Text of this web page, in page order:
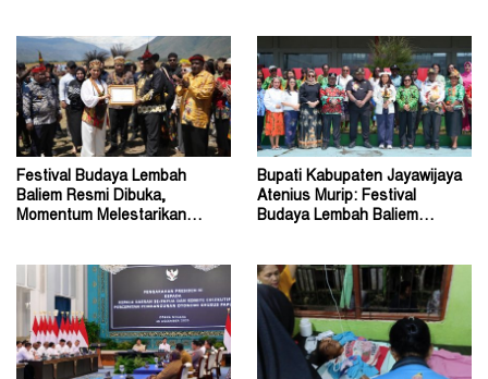
Festival Budaya Lembah
Baliem Resmi Dibuka,
Momentum Melestarikan
Bupati Kabupaten Jayawijaya
Atenius Murip: Festival
Budaya Lembah Baliem